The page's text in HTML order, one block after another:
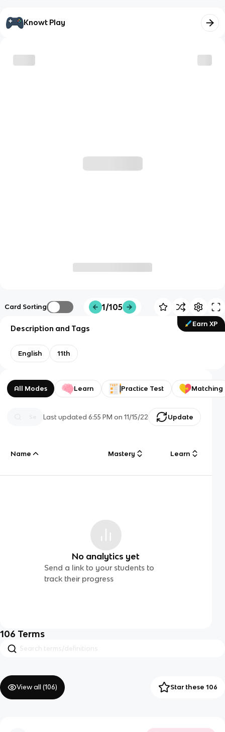
Knowt Play
Card Sorting 1/105
Earn XP
Description and Tags
English 11th
All Modes Learn Practice Test Matching
Last updated6:55 PM on 11/15/22 Update
Name Mastery Learn
No analytics yet
Send a link to your students to
track their progress
106 Terms
View all (106) Star these 106